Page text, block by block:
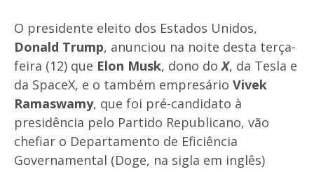
O presidente eleito dos Estados Unidos,
Donald Trump, anunciou na noite desta terça-
feira (12) que Elon Musk, dono doX, da Tesla e
da SpaceX, e o também empresário Vivek
Ramaswamy, que foi pré-candidato à
presidência pelo Partido Republicano, vão
chefiar o Departamento de Eficiência
Governamental (Doge, na sigla em inglês)